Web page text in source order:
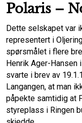
Polaris –
Dette selskapet var
representert i
spørsmålet i flere
Henrik Ager-Hansen
svarte i brev av
Langangen, at man
påpekte samtidig at
styreplass i Ringen